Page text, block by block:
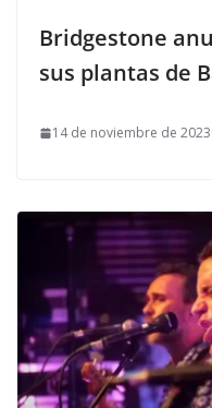
Bridgestone
sus plantas de
14 de noviembre de 2023